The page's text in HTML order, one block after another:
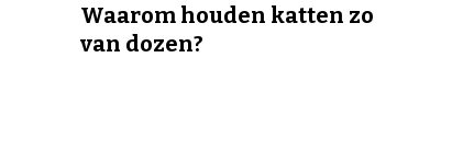
Waarom houden katten zo
van dozen?